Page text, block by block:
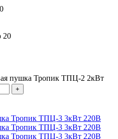
20
пушка Тропик ТПЦ-2 2кВт